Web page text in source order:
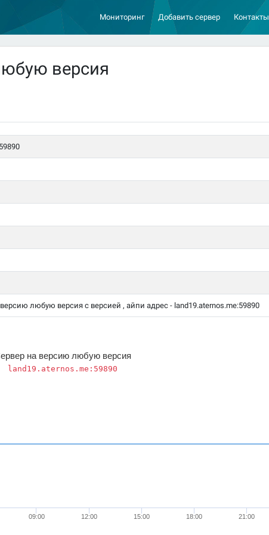
Мониторинг Добавить сервер Контакты
версия
любую версия с версией , айпи адрес - land19.aternos.me:59890
на версию любую версия
land19.aternos.me:59890
09:00 12:00 15:00 18:00 21:00